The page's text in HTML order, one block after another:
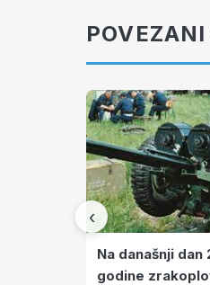
‹
Na današnji dan
godine